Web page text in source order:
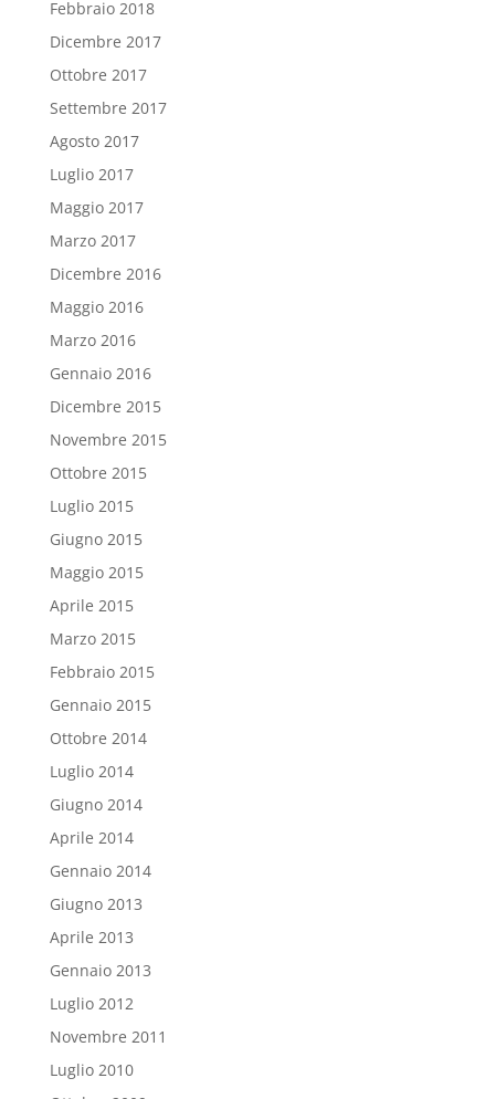
Febbraio 2018
Dicembre 2017
Ottobre 2017
Settembre 2017
Agosto 2017
Luglio 2017
Maggio 2017
Marzo 2017
Dicembre 2016
Maggio 2016
Marzo 2016
Gennaio 2016
Dicembre 2015
Novembre 2015
Ottobre 2015
Luglio 2015
Giugno 2015
Maggio 2015
Aprile 2015
Marzo 2015
Febbraio 2015
Gennaio 2015
Ottobre 2014
Luglio 2014
Giugno 2014
Aprile 2014
Gennaio 2014
Giugno 2013
Aprile 2013
Gennaio 2013
Luglio 2012
Novembre 2011
Luglio 2010